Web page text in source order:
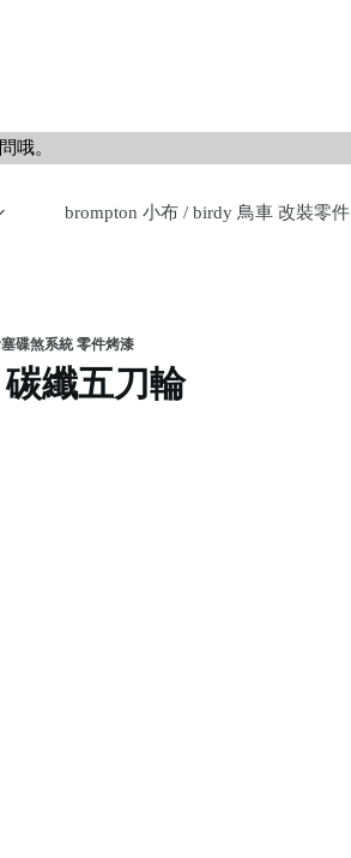
哦。
brompton 小布 / birdy 鳥車 改裝零件
碟煞系統 零件烤漆
纖五刀輪